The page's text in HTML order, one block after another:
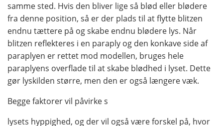
samme sted. Hvis den bliver lige så blød eller blødere
fra denne position, så er der plads til at flytte blitzen
endnu tættere på og skabe endnu blødere lys. Når
blitzen reflekteres i en paraply og den konkave side af
paraplyen er rettet mod modellen, bruges hele
paraplyens overflade til at skabe blødhed i lyset. Dette
gør lyskilden større, men den er også længere væk.
Begge faktorer vil påvirke s
lysets hyppighed, og der vil også være forskel på, hvor